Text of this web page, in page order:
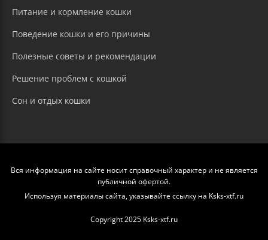
Питание и кормление кошки
Поведение кошки и его причины
Полезные советы и рекомендации
Решение проблем с кошкой
Сон и отдых кошки
Вся информация на сайте носит справочный характер и не является
публичной офертой.
Используя материалы сайта, указывайте ссылку на Ksks-xtf.ru
Copyright 2025 Ksks-xtf.ru